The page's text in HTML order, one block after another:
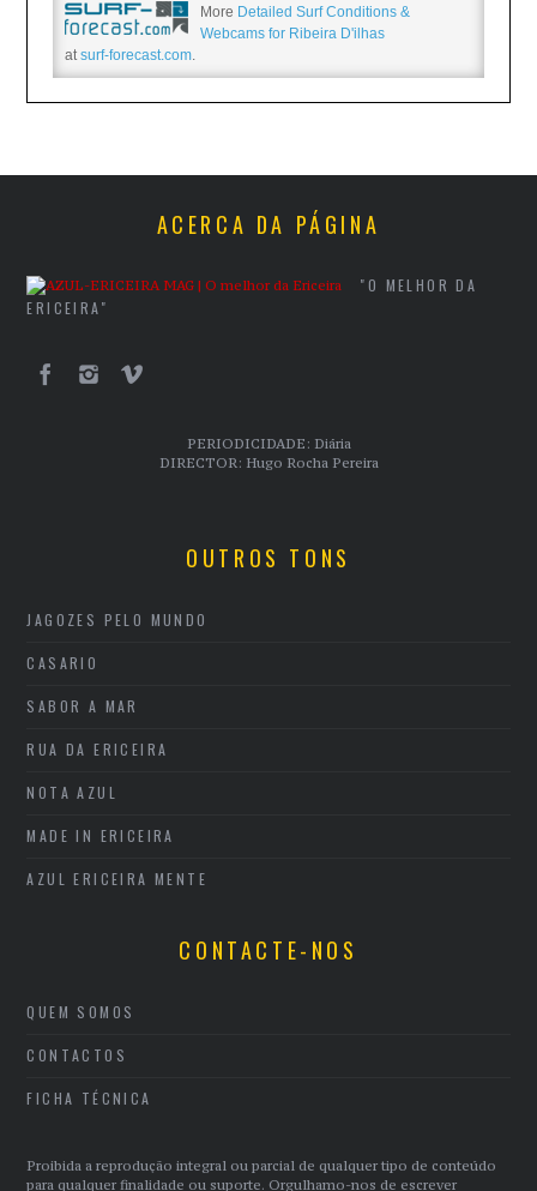
More Detailed Surf Conditions &
Webcams for Ribeira D'ilhas
at surf-forecast.com.
ACERCA DA PÁGINA
"O MELHOR DA
ERICEIRA"
PERIODICIDADE: Diária
DIRECTOR: Hugo Rocha Pereira
OUTROS TONS
JAGOZES PELO MUNDO
CASARIO
SABOR A MAR
RUA DA ERICEIRA
NOTA AZUL
MADE IN ERICEIRA
AZUL ERICEIRA MENTE
CONTACTE-NOS
QUEM SOMOS
CONTACTOS
FICHA TÉCNICA
Proibida a reprodução integral ou parcial de qualquer tipo de conteúdo
para qualquer finalidade ou suporte. Orgulhamo-nos de escrever